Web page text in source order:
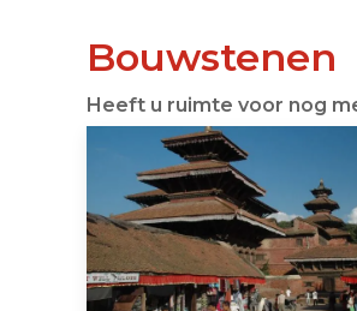
Bouwstenen
Heeft u ruimte voor nog